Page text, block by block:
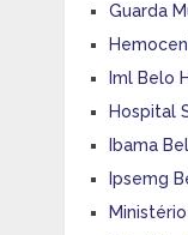
Guarda
Iml Belo
Hospital
Ibama
Ipsemg